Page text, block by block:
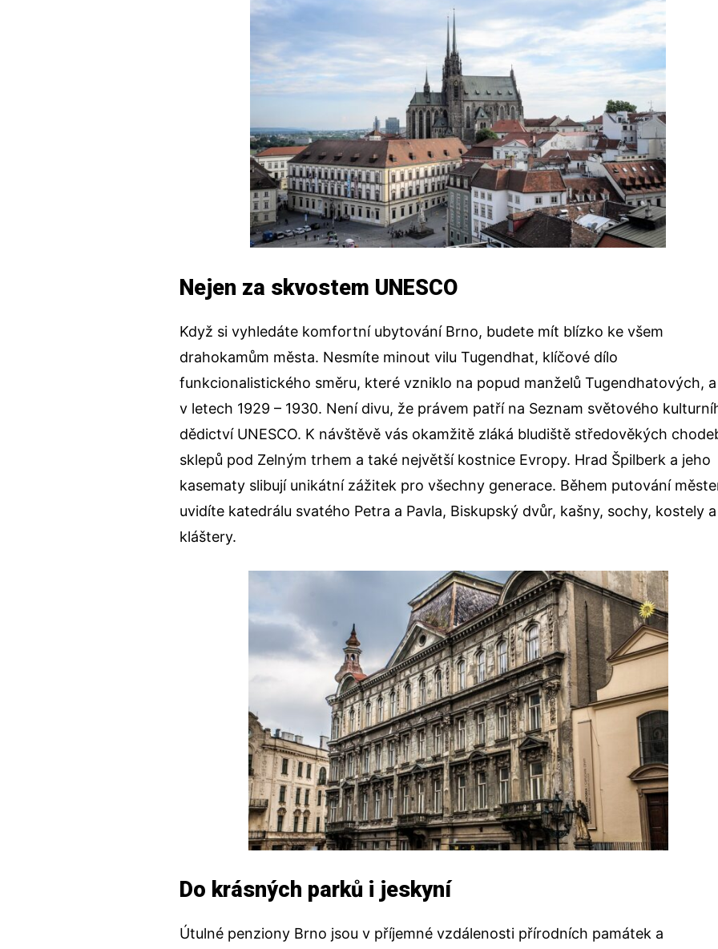
Nejen za skvostem UNESCO
Když si vyhledáte komfortní ubytování Brno, budete mít blízko ke všem
drahokamům města. Nesmíte minout vilu Tugendhat, klíčové dílo
funkcionalistického směru, které vzniklo na popud manželů Tugendhatových,
v letech 1929 – 1930. Není divu, že právem patří na Seznam světového
dědictví UNESCO. K návštěvě vás okamžitě zláká bludiště středověkých
sklepů pod Zelným trhem a také největší kostnice Evropy. Hrad Špilberk a jeho
kasematy slibují unikátní zážitek pro všechny generace. Během putování
uvidíte katedrálu svatého Petra a Pavla, Biskupský dvůr, kašny, sochy, kostely a
kláštery.
Do krásných parků i jeskyní
Útulné penziony Brno jsou v příjemné vzdálenosti přírodních památek a